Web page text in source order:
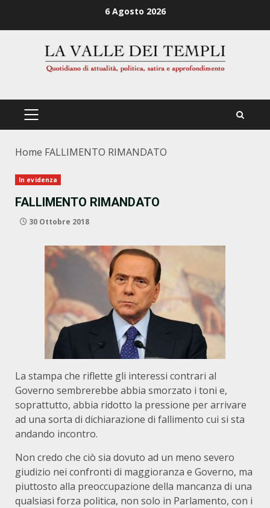
6 Agosto 2026
PRIMÄRES
Home FALLIMENTO RIMANDATO
In evidenza
FALLIMENTO RIMANDATO
30 Ottobre 2018
La stampa che riflette gli interessi contrari al
Governo sembrerebbe abbia smorzato i toni e,
soprattutto, abbia ridotto la pressione per arrivare
ad una sorta di dichiarazione di fallimento cui si sta
andando incontro.
Non credo che ciò sia dovuto ad un meno severo
giudizio nei confronti di maggioranza e Governo, ma
piuttosto alla preoccupazione della mancanza di una
qualsiasi forza politica, non solo in Parlamento, con i